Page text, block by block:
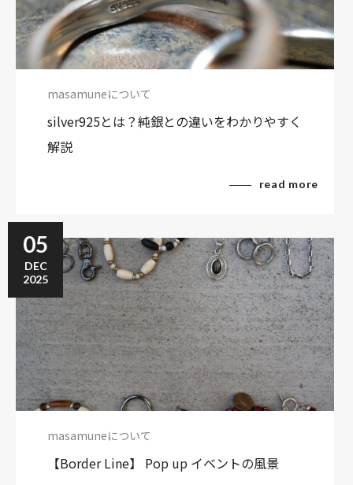
masamuneについて
silver925とは？純銀との違いをわかりやすく
解説
read more
05
DEC
2025
masamuneについて
【Border Line】 Pop up イベントの風景